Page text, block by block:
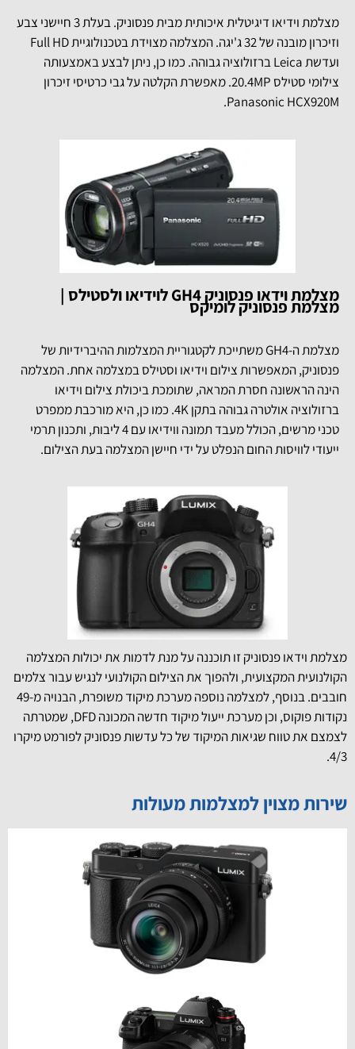
מצלמת וידיאו דיגיטלית איכותית מבית פנסוניק. בעלת 3 חיישני צבע
וזיכרון מובנה של 32 ג'יגה. המצלמה מצוידת בטכנולוגיית Full HD
ועדשת Leica ברזולוציה גבוהה. כמו כן, ניתן לבצע באמצעותה
צילומי סטילס 20.4MP. מאפשרת הקלטה על גבי כרטיסי זיכרון
Panasonic HCX920M.
מצלמת וידאו פנסוניק GH4 לוידיאו ולסטילס |
מצלמת פנסוניק לומיקס
מצלמת ה-GH4 משתייכת לקטגוריית המצלמות ההיברידיות של
פנסוניק, המאפשרות צילום וידיאו וסטילס במצלמה אחת. המצלמה
הינה הראשונה חסרת המראה, שתומכת ביכולת צילום וידיאו
ברזולוציה אולטרה גבוהה בתקן 4K. כמו כן, היא מורכבת ממפרט
טכני מרשים, הכולל מעבד תמונה ווידיאו עם 4 ליבות, ותכנון תרמי
ייעודי לוויסות החום הנפלט על ידי חיישן המצלמה בעת הצילום.
מצלמת וידאו פנסוניק זו תוכננה על מנת לדמות את יכולות המצלמה
הקולנועית המקצועית, ולהפוך את הצילום הקולנועי לנגיש עבור צלמים
חובבים. בנוסף, למצלמה נוספה מערכת מיקוד משופרת, הבנויה מ-49
נקודות פוקוס, וכן מערכת ייעול מיקוד חדשה המכונה DFD, שמטרתה
לצמצם את טווח שגיאות המיקוד של כל עדשות פנסוניק לפורמט מיקרו
4/3.
שירות מצוין למצלמות מעולות